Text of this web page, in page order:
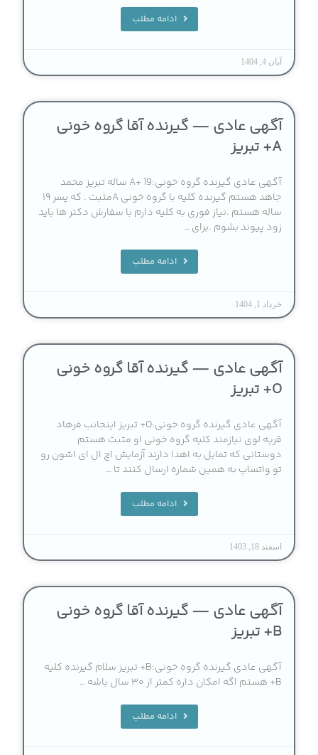
ادامه مطلب
آبان 4, 1404
آگهی عادی — گیرنده آقا گروه خونی
A+ تبریز
آگهی عادی گیرنده گروه خونی:A+ 19 ساله تبریز محمد
جاهد هستم گیرنده کلیه با گروه خونی Aمثبت . که پسر ۱۹
ساله هستم .نیاز فوری به کلیه دارم با سفارش دکتر ها باید
زود پیوند بشوم .برای …
ادامه مطلب
خرداد 1, 1404
آگهی عادی — گیرنده آقا گروه خونی
O+ تبریز
آگهی عادی گیرنده گروه خونی:O+ تبریز اینجانب فرهاد
قریه لوی نیازمند کلیه گروه خونی او مثبت هستم
دوستانی که تمایل به اهدا دارند آزمایش اچ ال ای اشون رو
تو واتساپ به همین شماره ارسال کنند تا …
ادامه مطلب
اسفند 18, 1403
آگهی عادی — گیرنده آقا گروه خونی
B+ تبریز
آگهی عادی گیرنده گروه خونی:B+ تبریز سلام گیرنده کلیه
B+ هستم اگه امکان داره کمتر از ۳۰ سال باشه …
ادامه مطلب